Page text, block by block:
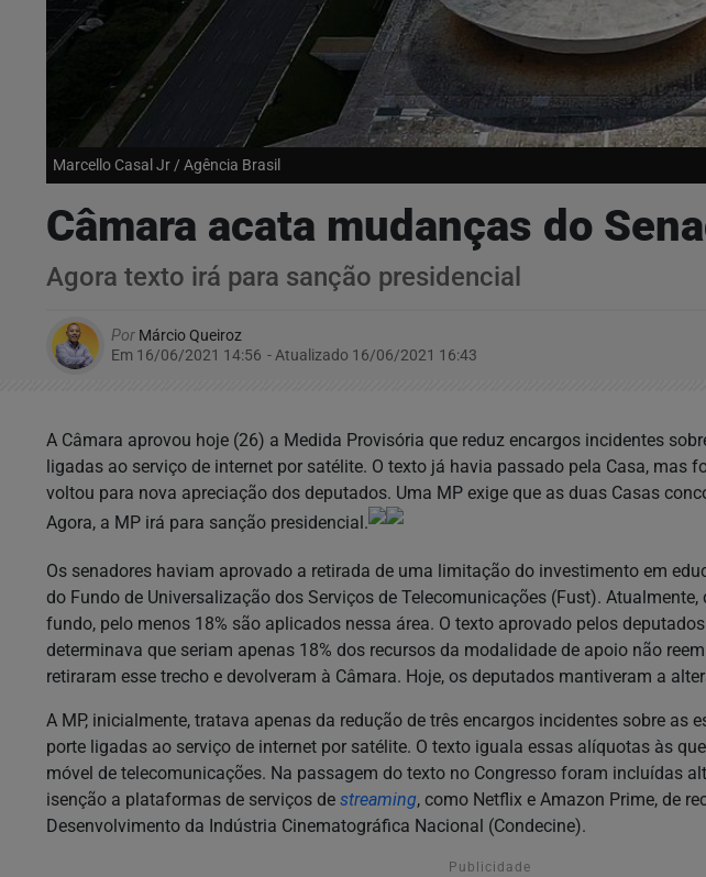
Marcello Casal Jr / Agência Brasil
Câmara acata mudanças do
Agora texto irá para sanção presidencial
Por Márcio Queiroz
Em 16/06/2021 14:56 - Atualizado 16/06/2021 16:43
A Câmara aprovou hoje (26) a Medida Provisória que reduz encargos incidentes
ligadas ao serviço de internet por satélite. O texto já havia passado pela Casa, mas
voltou para nova apreciação dos deputados. Uma MP exige que as duas Casas
Agora, a MP irá para sanção presidencial.
Os senadores haviam aprovado a retirada de uma limitação do investimento em
do Fundo de Universalização dos Serviços de Telecomunicações (Fust).
fundo, pelo menos 18% são aplicados nessa área. O texto aprovado pelos
determinava que seriam apenas 18% dos recursos da modalidade de apoio não
retiraram esse trecho e devolveram à Câmara. Hoje, os deputados mantiveram a
A MP, inicialmente, tratava apenas da redução de três encargos incidentes sobre as
porte ligadas ao serviço de internet por satélite. O texto iguala essas alíquotas às
móvel de telecomunicações. Na passagem do texto no Congresso foram incluídas
isenção a plataformas de serviços de streaming, como Netflix e Amazon Prime, de
Desenvolvimento da Indústria Cinematográfica Nacional (Condecine).
Publicidade